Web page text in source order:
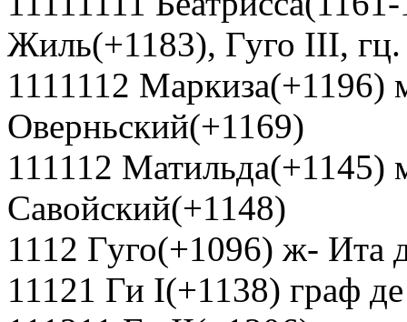
Жиль(+1183), Гуго III,
1111112
Оверньский(+1169)
111112
Савойский(+1148)
1112 Гуго(+1096) ж- Ита
11121 Ги I(+1138) граф